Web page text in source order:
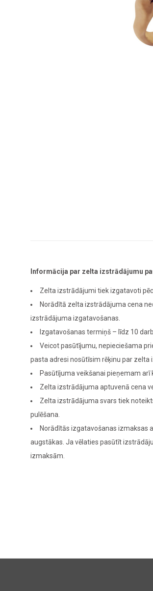
Informācija par zelta izstrādājumu
Zelta izstrādājumi tiek izgatavoti
Norādītā zelta izstrādājuma cena
izstrādājuma izgatavošanas.
Izgatavošanas termiņš – līdz 10
Veicot pasūtījumu, nepieciešama
pasta adresi nosūtīsim rēķinu par zelta
Pasūtījuma veikšanai pieņemam
Zelta izstrādājuma aptuvenā cena
Zelta izstrādājuma svars tiek
pulēšana.
Norādītās izgatavošanas izmaksas
augstākas. Ja vēlaties pasūtīt
izmaksām.